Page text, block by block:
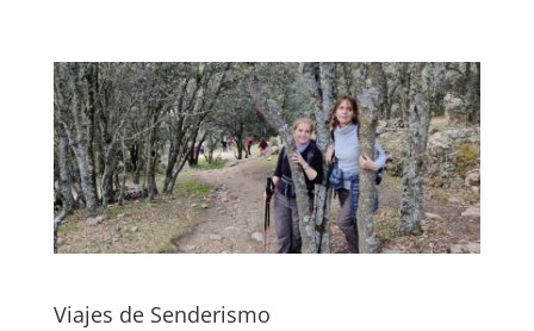
Viajes de Senderismo